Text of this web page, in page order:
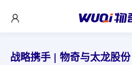
战略携手 | 物奇与太龙股